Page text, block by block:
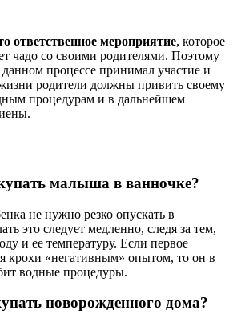
ответственное мероприятие, которое
чадо со своими родителями. Поэтому
процессе принимал участие и
родители должны привить своему
процедурам и в дальнейшем
малыша в ванночке?
не нужно резко опускать в
это следует медленно, следя за тем,
и ее температуру. Если первое
крохи «негативным» опытом, то он в
водные процедуры.
новорожденного дома?